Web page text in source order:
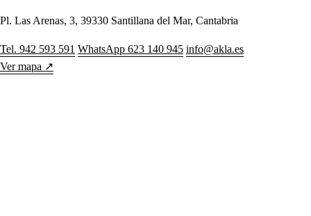
Pl. Las Arenas, 3, 39330 Santillana del Mar, Cantabria
Tel. 942 593 591 WhatsApp 623 140 945 info@akla.es
Ver mapa ↗